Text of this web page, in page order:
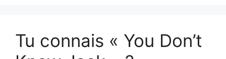
Tu connais « You Don’t